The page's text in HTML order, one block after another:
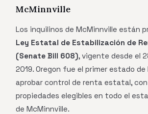
McMinnville
Los inquilinos de McMinnville están
Ley Estatal de Estabilización de
(Senate Bill 608), vigente desde el
2019. Oregon fue el primer estado de
aprobar control de renta estatal,
propiedades elegibles en todo el
de McMinnville.